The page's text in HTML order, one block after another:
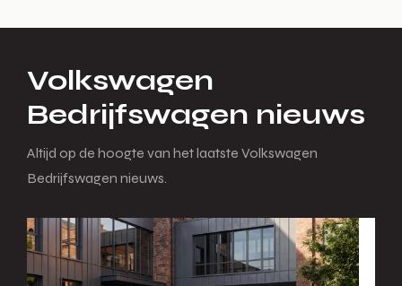
Volkswagen
Bedrijfswagen nieuws
Altijd op de hoogte van het laatste Volkswagen
Bedrijfswagen nieuws.